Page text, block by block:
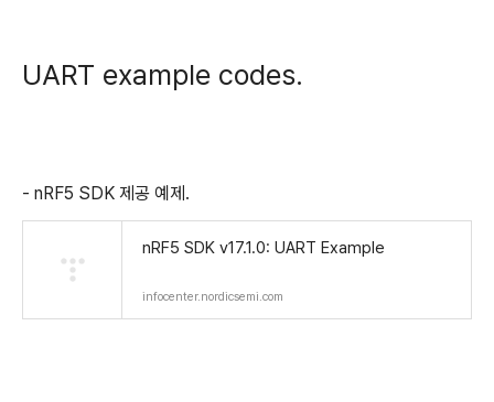
UART example codes.
- nRF5 SDK 제공 예제.
nRF5 SDK v17.1.0: UART Example
infocenter.nordicsemi.com